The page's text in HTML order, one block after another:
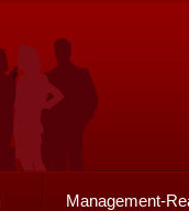
Management-